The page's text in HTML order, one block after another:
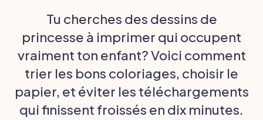
Tu cherches des dessins de
princesse à imprimer qui occupent
vraiment ton enfant? Voici comment
trier les bons coloriages, choisir le
papier, et éviter les téléchargements
qui finissent froissés en dix minutes.